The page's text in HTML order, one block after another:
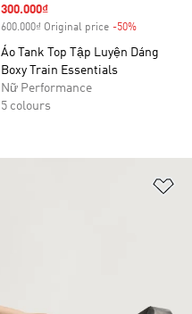
Sale price
300.000₫
600.000₫ Original price -50%
Áo Tank Top Tập Luyện Dáng
Boxy Train Essentials
Nữ Performance
5 colours